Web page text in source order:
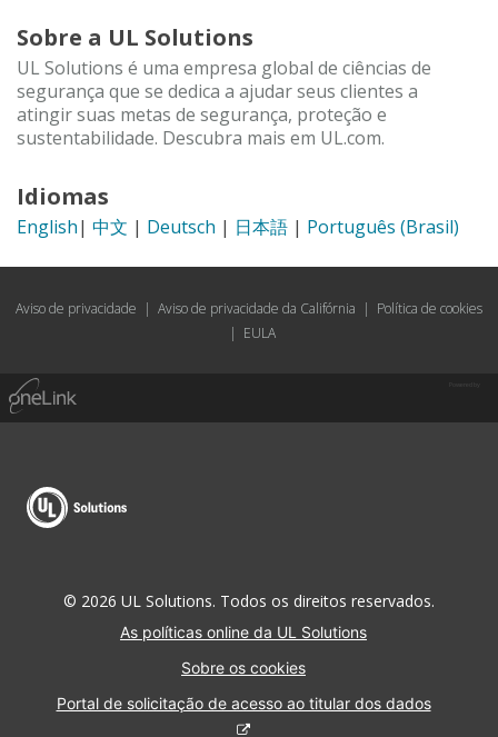
Sobre a UL Solutions
UL Solutions é uma empresa global de ciências de
segurança que se dedica a ajudar seus clientes a
atingir suas metas de segurança, proteção e
sustentabilidade. Descubra mais em UL.com.
Idiomas
English| 中文 | Deutsch | 日本語 | Português (Brasil)
Aviso de privacidade | Aviso de privacidade da Califórnia | Política de cookies
| EULA
© 2026 UL Solutions. Todos os direitos reservados.
As políticas online da UL Solutions
Sobre os cookies
Portal de solicitação de acesso ao titular dos dados